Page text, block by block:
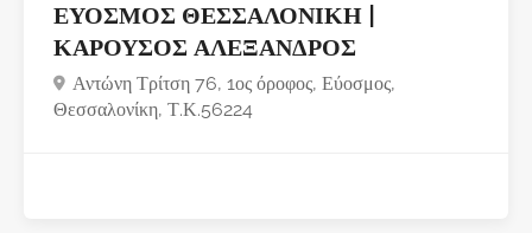
ΕΥΟΣΜΟΣ ΘΕΣΣΑΛΟΝΙΚΗ |
ΚΑΡΟΥΣΟΣ ΑΛΕΞΑΝΔΡΟΣ
Αντώνη Τρίτση 76, 1ος όροφος, Εύοσμος,
Θεσσαλονίκη, Τ.Κ.56224